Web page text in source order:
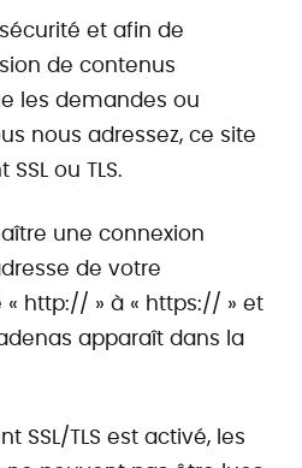
et afin de
de contenus
les demandes ou
nous adressez, ce site
ou TLS.
une connexion
de votre
http:// » à « https:// » et
apparaît dans la
SSL/TLS est activé, les